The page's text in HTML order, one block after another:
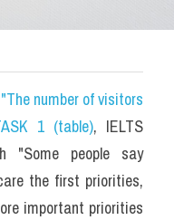
number of visitors
1 (table), IELTS
"Some people say
the first priorities,
important priorities